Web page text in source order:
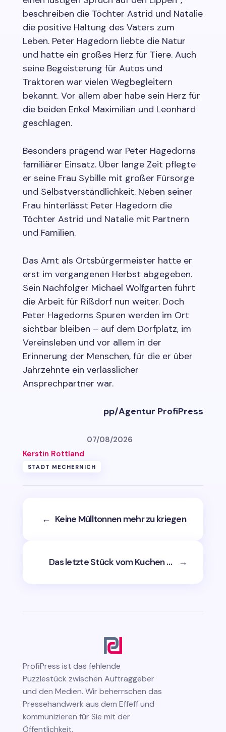
beschreiben die Töchter Astrid und Natalie
die positive Haltung des Vaters zum
Leben. Peter Hagedorn liebte die Natur
und hatte ein großes Herz für Tiere. Auch
seine Begeisterung für Autos und
Traktoren war vielen Wegbegleitern
bekannt. Vor allem aber habe sein Herz für
die beiden Enkel Maximilian und Leonhard
geschlagen.
Besonders prägend war Peter Hagedorns
familiärer Einsatz. Über lange Zeit pflegte
er seine Frau Sybille mit großer Fürsorge
und Selbstverständlichkeit. Neben seiner
Frau hinterlässt Peter Hagedorn die
Töchter Astrid und Natalie mit Partnern
und Familien.
Das Amt als Ortsbürgermeister hatte er
erst im vergangenen Herbst abgegeben.
Sein Nachfolger Michael Wolfgarten führt
die Arbeit für Rißdorf nun weiter. Doch
Peter Hagedorns Spuren werden im Ort
sichtbar bleiben – auf dem Dorfplatz, im
Vereinsleben und vor allem in der
Erinnerung der Menschen, für die er über
Jahrzehnte ein verlässlicher
Ansprechpartner war.
pp/Agentur ProfiPress
Kerstin Rottland
07/08/2026
STADT MECHERNICH
← Keine Mülltonnen mehr zu kriegen
Das letzte Stück vom Kuchen … →
ProfiPress ist das fehlende
Puzzlestück zwischen Auftraggeber
und den Medien. Wir beherrschen das
Pressehandwerk aus dem Effeff und
kommunizieren für Sie mit der
Öffentlichkeit.